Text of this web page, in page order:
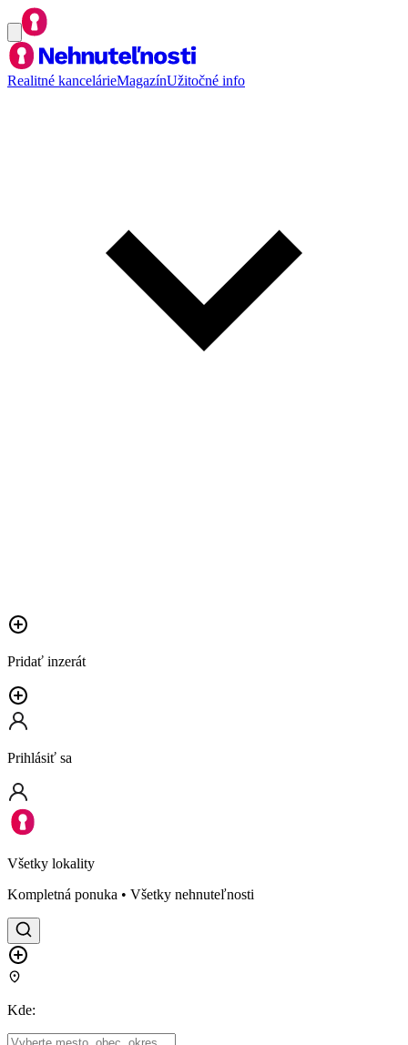
Realitné kancelárieMagazínUžitočné info
Pridať inzerát
Prihlásiť sa
Všetky lokality
Kompletná ponuka • Všetky nehnuteľnosti
Kde: